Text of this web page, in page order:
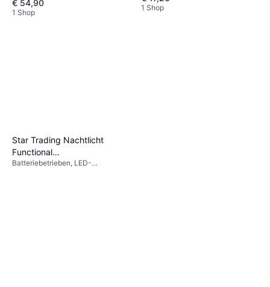
€ 54,90
1 Shop
Bewegungsmelder, IP-Schutzart:
1 Shop
Star Trading Nachtlicht
Functional
Garderobenbeleuchtung
Batteriebetrieben, LED-